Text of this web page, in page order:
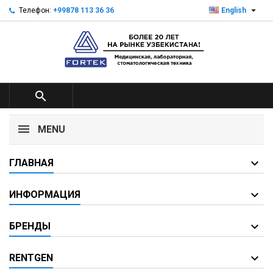
Телефон: +99878 113 36 36 English 

MENU
ГЛАВНАЯ
ИНФОРМАЦИЯ
БРЕНДЫ
RENTGEN